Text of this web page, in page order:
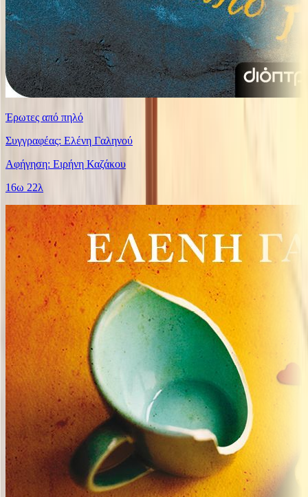
Έρωτες από πηλό
Συγγραφέας: Ελένη Γαληνού
Αφήγηση: Ειρήνη Καζάκου
16ω 22λ